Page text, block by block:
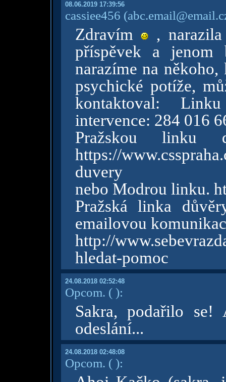
08.06.2019 17:39:56
cassiee456
Zdravím
,
příspěvek a
narazíme na
psychické potíže,
kontaktoval:
intervence: 284 016
Pražskou linku
https://
duvery
nebo Modrou linku.
Pražská linka
emailovou
http://
hledat-pomoc
24.08.2018 02:52:48
Opcom. ( ):
Sakra, podařilo
odeslání...
24.08.2018 02:48:08
Opcom. ( ):